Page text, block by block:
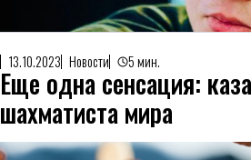
13.10.2023 Новости 5 мин.
Еще одна сенсация:
шахматиста мира